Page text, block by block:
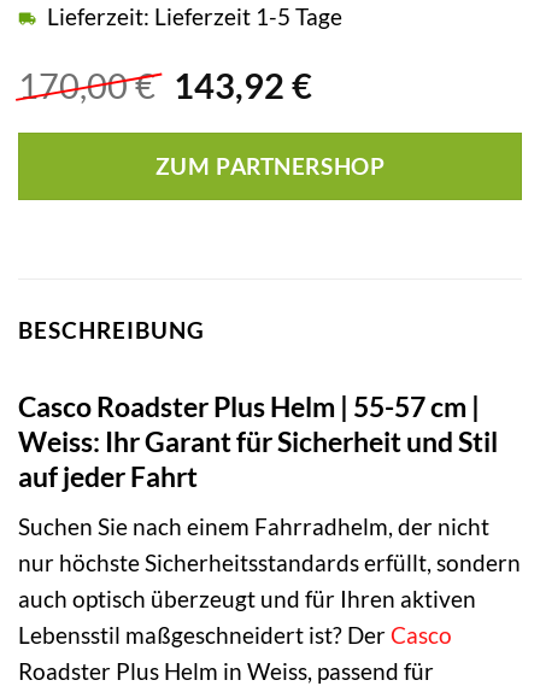
170,00€ Ursprünglicher
Preis
war:
170,00 €
143,92 €Aktueller
ist:
143,92 €.
Lieferzeit: Lieferzeit 1-5 Tage
ZUM PARTNERSHOP
BESCHREIBUNG
Casco Roadster Plus Helm | 55-57 cm |
Weiss: Ihr Garant für Sicherheit und Stil
auf jeder Fahrt
Suchen Sie nach einem Fahrradhelm, der nicht
nur höchste Sicherheitsstandards erfüllt, sondern
auch optisch überzeugt und für Ihren aktiven
Lebensstil maßgeschneidert ist? DerCasco
Roadster Plus Helm in Weiss, passend für